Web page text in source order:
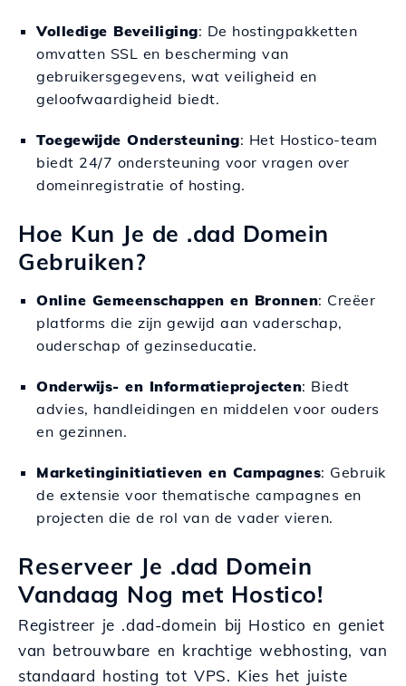
Volledige Beveiliging: De hostingpakketten
omvatten SSL en bescherming van
gebruikersgegevens, wat veiligheid en
geloofwaardigheid biedt.
Toegewijde Ondersteuning: Het Hostico-team
biedt 24/7 ondersteuning voor vragen over
domeinregistratie of hosting.
Hoe Kun Je de .dad Domein
Gebruiken?
Online Gemeenschappen en Bronnen: Creëer
platforms die zijn gewijd aan vaderschap,
ouderschap of gezinseducatie.
Onderwijs- en Informatieprojecten: Biedt
advies, handleidingen en middelen voor ouders
en gezinnen.
Marketinginitiatieven en Campagnes: Gebruik
de extensie voor thematische campagnes en
projecten die de rol van de vader vieren.
Reserveer Je .dad Domein
Vandaag Nog met Hostico!
Registreer je .dad-domein bij Hostico en geniet
van betrouwbare en krachtige webhosting, van
standaard hosting tot VPS. Kies het juiste